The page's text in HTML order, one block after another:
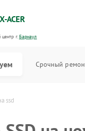
ACER
г.Барнаул
Срочный
ssd